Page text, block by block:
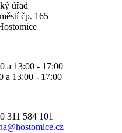
úřad
čp. 165
a 13:00 - 17:00
a 13:00 - 17:00
311 584 101